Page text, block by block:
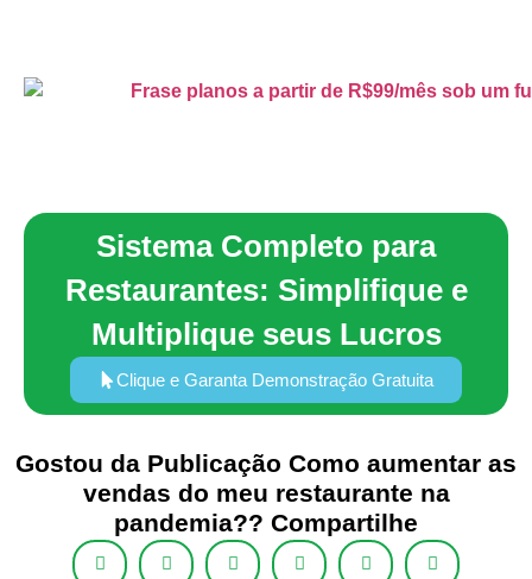
Sistema Completo para
Restaurantes: Simplifique e
Multiplique seus Lucros
Clique e Garanta Demonstração Gratuita
Gostou da Publicação Como aumentar as
vendas do meu restaurante na
pandemia?? Compartilhe